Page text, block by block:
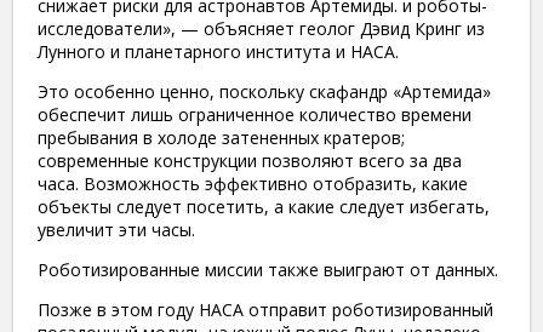
снижает риски для астронавтов Артемиды. и роботы-
исследователи», — объясняет геолог Дэвид Кринг из
Лунного и планетарного института и НАСА.
Это особенно ценно, поскольку скафандр «Артемида»
обеспечит лишь ограниченное количество времени
пребывания в холоде затененных кратеров;
современные конструкции позволяют всего за два
часа. Возможность эффективно отобразить, какие
объекты следует посетить, а какие следует избегать,
увеличит эти часы.
Роботизированные миссии также выиграют от данных.
Позже в этом году НАСА отправит роботизированный